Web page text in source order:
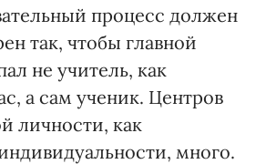
процесс должен
так, чтобы главной
не учитель, как
а сам ученик. Центров
личности, как
много.